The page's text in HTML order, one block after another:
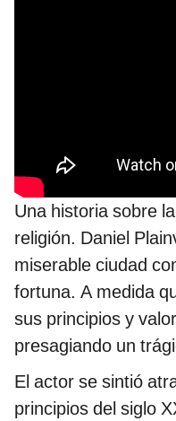
Una historia sobre
religión. Daniel
miserable ciudad
fortuna. A medida
sus principios y
presagiando un
El actor se sintió
principios del siglo